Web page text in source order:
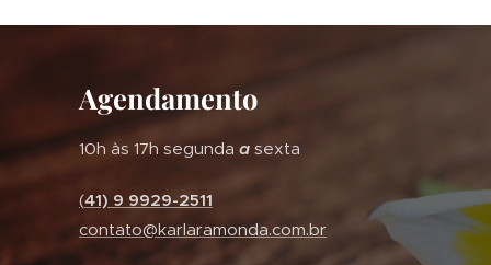
Agendamento
10h às 17h segunda a sexta
(41) 9 9929-2511
contato@karlaramonda.com.br